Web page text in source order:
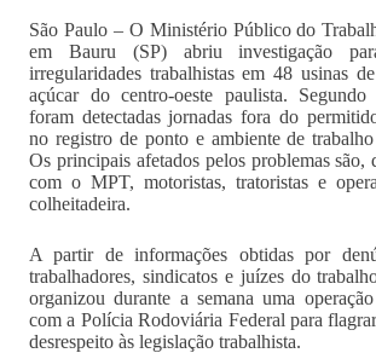
São Paulo – O Ministério Público do
em Bauru (SP) abriu investigação
irregularidades trabalhistas em 48 usinas
açúcar do centro-oeste paulista.
foram detectadas jornadas fora do
no registro de ponto e ambiente de
Os principais afetados pelos problemas são,
com o MPT, motoristas, tratoristas e
colheitadeira.
A partir de informações obtidas por
trabalhadores, sindicatos e juízes do
organizou durante a semana uma
com a Polícia Rodoviária Federal para
desrespeito às legislação trabalhista.